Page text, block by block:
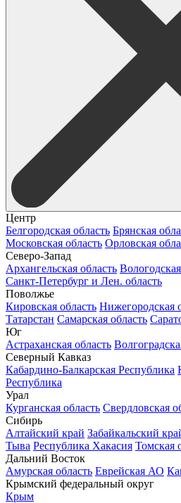
Центр
Белгородская область Брянская
Московская область Орловская
Северо-Запад
Архангельская область
Санкт-Петербург и Лен. область
Поволжье
Кировская область Нижегородская
Татарстан Самарская область
Юг
Астраханская область
Северный Кавказ
Кабардино-Балкарская Республика
Республика
Урал
Курганская область Свердловская
Сибирь
Алтайский край Забайкальский
Тыва Республика Хакасия Томская
Дальний Восток
Амурская область Еврейская АО
Крымский федеральный округ
Крым